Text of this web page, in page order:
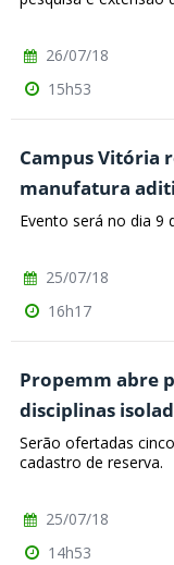
26/07/18
15h53
Campus Vitória
manufatura
Evento será no dia 9
25/07/18
16h17
Propemm abre
disciplinas
Serão ofertadas
cadastro de reserva.
25/07/18
14h53